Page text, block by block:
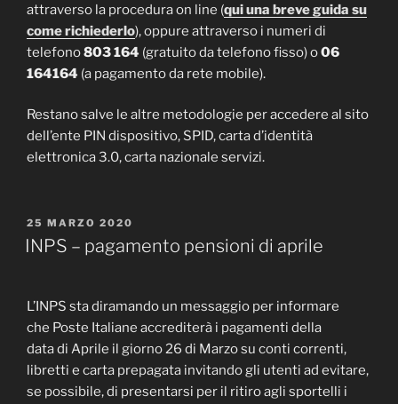
attraverso la procedura on line (qui una breve guida su
come richiederlo), oppure attraverso i numeri di
telefono803 164 (gratuito da telefono fisso) o06
164164 (a pagamento da rete mobile).
Restano salve le altre metodologie per accedere al sito
dell’ente PIN dispositivo, SPID, carta d’identità
elettronica 3.0, carta nazionale servizi.
PUBBLICATO
IL
25 MARZO 2020
INPS – pagamento pensioni di aprile
L’INPS sta diramando un messaggio per informare
che Poste Italiane accrediterà i pagamenti della
data di Aprile il giorno 26 di Marzo su conti correnti,
libretti e carta prepagata invitando gli utenti ad evitare,
se possibile, di presentarsi per il ritiro agli sportelli i